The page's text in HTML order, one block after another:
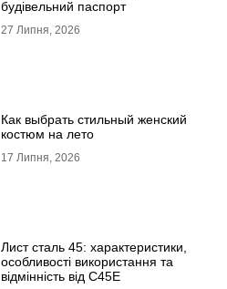
будівельний паспорт
27 Липня, 2026
Как выбрать стильный женский
костюм на лето
17 Липня, 2026
Лист сталь 45: характеристики,
особливості використання та
відмінність від C45E